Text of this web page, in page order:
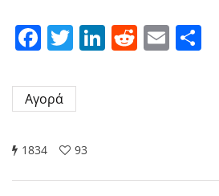
Facebook
Twitter
LinkedIn
Reddit
Email
Αγορά
1834 93